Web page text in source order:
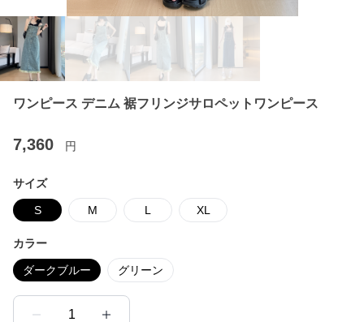
ワンピース デニム 裾フリンジサロペットワンピース
7,360 円
サイズ
S M L XL
カラー
ダークブルー グリーン
1